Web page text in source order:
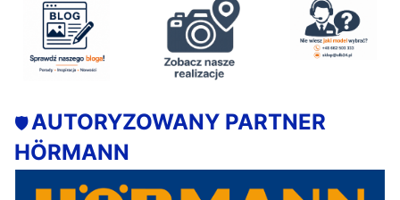
🛡️AUTORYZOWANY PARTNER
HÖRMANN